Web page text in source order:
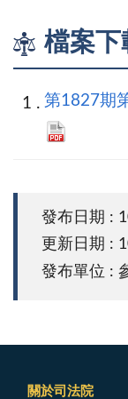
檔案下
第1827期
發布日期 :
更新日期 :
發布單位 :
關於司法院